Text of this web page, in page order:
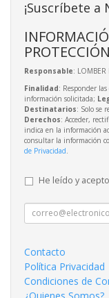
¡Suscríbete
Responsable: LOMBER
Finalidad: Responder
información solicitada;
Destinatarios: Solo se
Derechos: Acceder,
indica en la información
consultar la información
de Privacidad
He leído y
Contacto
Política Privacidad
Condiciones de
¿Quienes Somos?